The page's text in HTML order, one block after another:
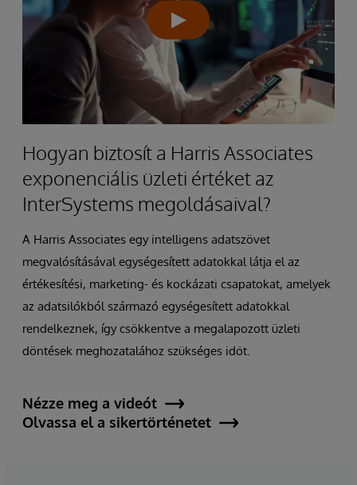
Hogyan biztosít a Harris Associates
exponenciális üzleti értéket az
InterSystems megoldásaival?
A Harris Associates egy intelligens adatszövet
megvalósításával egységesített adatokkal látja el az
értékesítési, marketing- és kockázati csapatokat, amelyek
az adatsilókból származó egységesített adatokkal
rendelkeznek, így csökkentve a megalapozott üzleti
döntések meghozatalához szükséges időt.
Nézze meg a videót
Olvassa el a sikertörténetet